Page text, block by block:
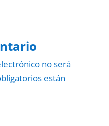
no será
están